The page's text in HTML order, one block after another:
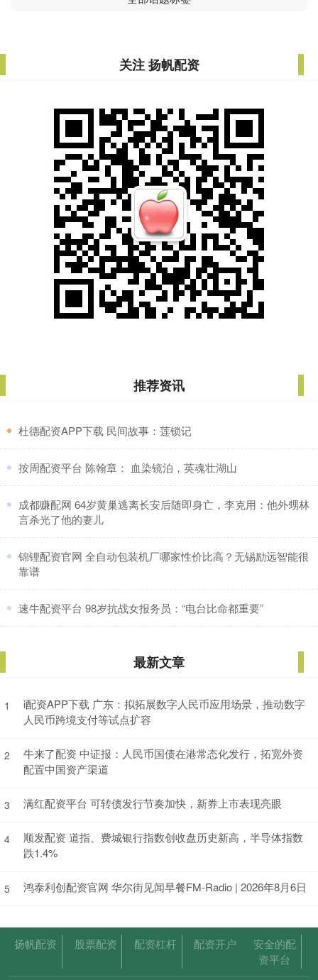
关注 扬帆配资
推荐资讯
​杜德配资APP下载 民间故事：莲锁记
​按周配资平台 陈翰章： 血染镜泊，英魂壮湖山
​成都赚配网 64岁黄巢逃离长安后随即身亡，李克用：他外甥林
言杀光了他的妻儿
​锦锂配资官网 全自动包装机厂哪家性价比高？无锡励远智能很
靠谱
​速牛配资平台 98岁抗战女报务员：“电台比命都重要”
最新文章
1
i配资APP下载 广东：拟拓展数字人民币应用场景，推动数字
人民币跨境支付等试点扩容
2
牛来了配资 中证报：人民币国债在港常态化发行，拓宽外资
配置中国资产渠道
3 满红配资平台 可转债发行节奏加快，新券上市表现亮眼
4
顺发配资 道指、费城银行指数创收盘历史新高，半导体指数
跌1.4%
5 鸿泰利创配资官网 华尔街见闻早餐FM-Radio | 2026年8月6日
扬帆配资 股票配资 配资杠杆 配资开户
安全的配
资平台